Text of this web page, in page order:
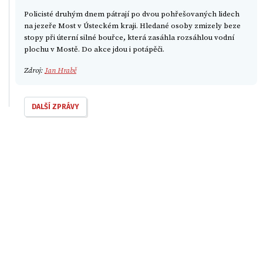
Policisté druhým dnem pátrají po dvou pohřešovaných lidech
na jezeře Most v Ústeckém kraji. Hledané osoby zmizely beze
stopy při úterní silné bouřce, která zasáhla rozsáhlou vodní
plochu v Mostě. Do akce jdou i potápěči.
Zdroj: Jan Hrabě
DALŠÍ ZPRÁVY